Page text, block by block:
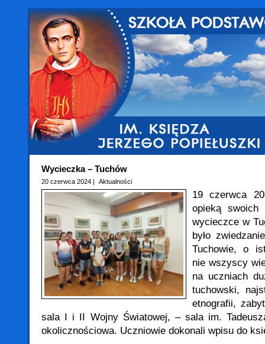
Wycieczka – Tuchów
20 czerwca 2024 | Aktualności
19 czerwca
opieką swoich
wycieczce w
było
Tuchowie, o
nie wszyscy
na uczniach
tuchowski,
etnografii,
sala I i II Wojny Światowej, – sala im.
okolicznościowa. Uczniowie dokonali wpisu do